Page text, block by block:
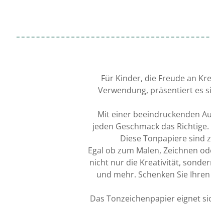
Für Kinder, die Freude an
Verwendung, präsentiert es
Mit einer beeindruckenden
jeden Geschmack das
Diese Tonpapiere sind
Egal ob zum Malen, Zeichnen
nicht nur die Kreativität,
und mehr. Schenken Sie
Das Tonzeichenpapier eignet